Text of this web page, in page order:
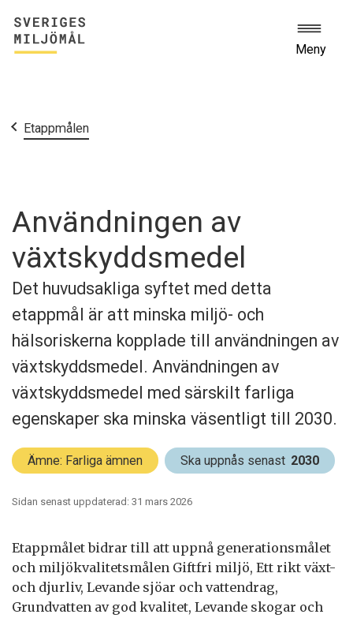
Meny
Start
Etappmålen
Användningen av
växtskyddsmedel
Det huvudsakliga syftet med detta
etappmål är att minska miljö- och
hälsoriskerna kopplade till användningen av
växtskyddsmedel. Användningen av
växtskyddsmedel med särskilt farliga
egenskaper ska minska väsentligt till 2030.
Ämne: Farliga ämnen Ska uppnås senast 2030
Sidan senast uppdaterad: 31 mars 2026
Etappmålet bidrar till att uppnå generationsmålet
och miljökvalitetsmålen Giftfri miljö, Ett rikt växt-
och djurliv, Levande sjöar och vattendrag,
Grundvatten av god kvalitet, Levande skogar och